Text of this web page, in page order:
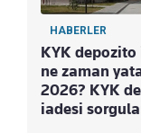
HABERLER
KYK depozito
ne zaman
2026? KYK
iadesi